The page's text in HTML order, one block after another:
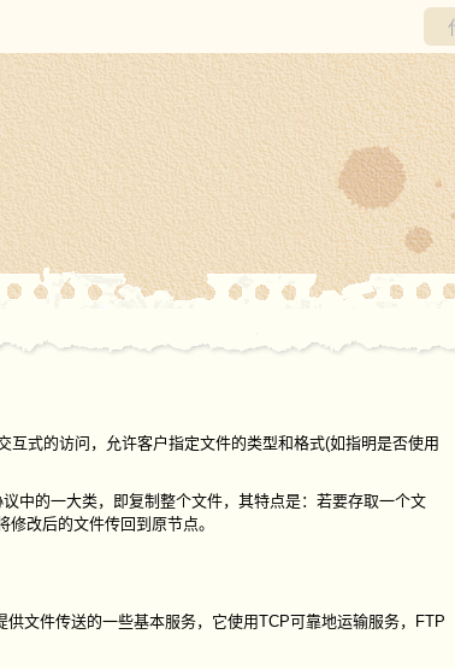
式的访问，允许客户指定文件的类型和格式(如指明是否使用
中的一大类，即复制整个文件，其特点是：若要存取一个文
改后的文件传回到原节点。
文件传送的一些基本服务，它使用TCP可靠地运输服务，FTP